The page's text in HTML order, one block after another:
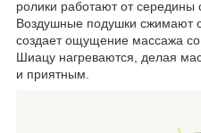
ролики работают от середины
Воздушные подушки сжимают
создает ощущение массажа со
Шиацу нагреваются, делая
и приятным.